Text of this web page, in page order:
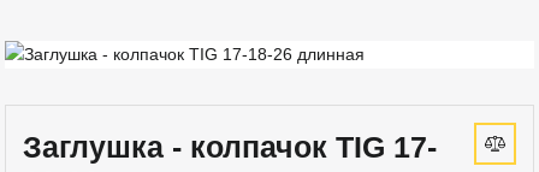
Заглушка - колпачок TIG 17-